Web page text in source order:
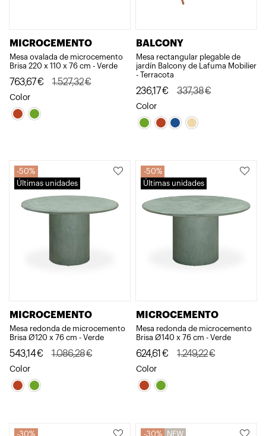
MICROCEMENTO
Mesa ovalada de microcemento
Brisa 220 x 110 x 76 cm - Verde
1.527,32€
El
precio
original
763,67€
El
precio
actual
Color
BALCONY
Mesa rectangular plegable de
jardín Balcony de Lafuma Mobilier
- Terracota
337,38€
El
precio
original
236,17€
El
precio
actual
Color
50%
Últimas unidades
MICROCEMENTO
Mesa redonda de microcemento
Brisa Ø120 x 76 cm - Verde
1.086,28€
El
precio
original
543,14€
El
precio
actual
Color
50%
Últimas unidades
MICROCEMENTO
Mesa redonda de microcemento
Brisa Ø140 x 76 cm - Verde
1.249,22€
El
precio
original
624,61 €
El
precio
actual
Color
30% 30% NEW